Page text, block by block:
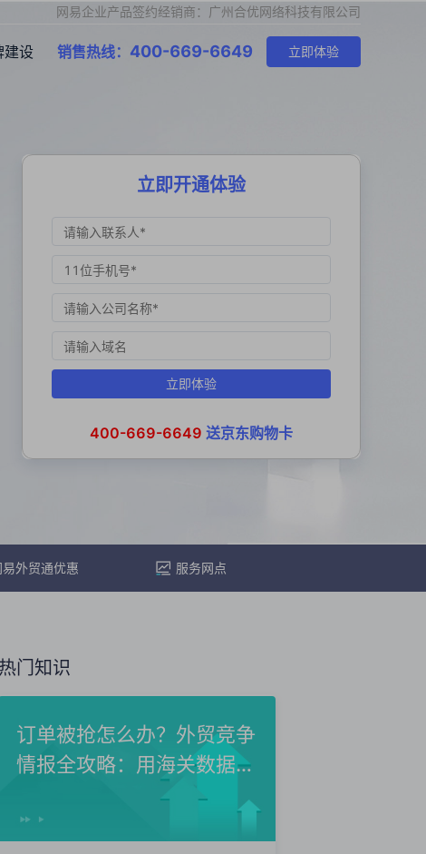
网易企业产品签约经销商：广州合优网络科技有限公司
建设 销售热线： 400-669-6649 立即体验
立即开通体验
立即体验
400-669-6649 送京东购物卡
易外贸通优惠 服务网点
热门知识
订单被抢怎么办？外贸竞争
情报全攻略：用海关数据洞